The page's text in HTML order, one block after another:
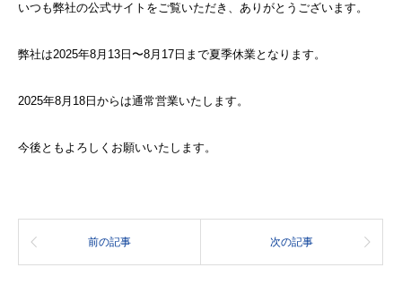
いつも弊社の公式サイトをご覧いただき、ありがとうございます。
弊社は2025年8月13日〜8月17日まで夏季休業となります。
2025年8月18日からは通常営業いたします。
今後ともよろしくお願いいたします。
前の記事 次の記事